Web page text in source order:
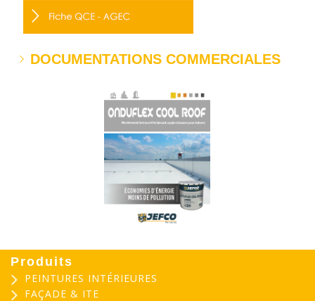
DOCUMENTATIONS COMMERCIALES
Produits
PEINTURES INTÉRIEURES
FAÇADE & ITE